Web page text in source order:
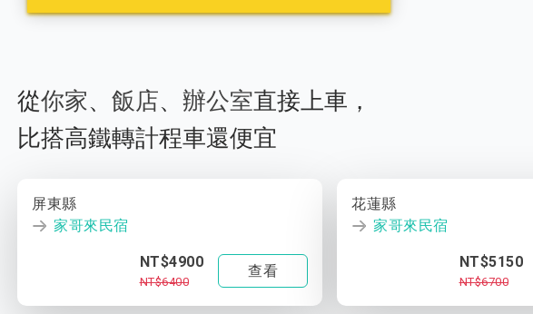
從你家、 飯店、 辦公室直接上車，
比搭高鐵轉計程車還便宜
屏東縣
家哥來民宿
NT$4900
NT$6400
查看
花蓮縣
家哥來民宿
NT$5150
NT$6700